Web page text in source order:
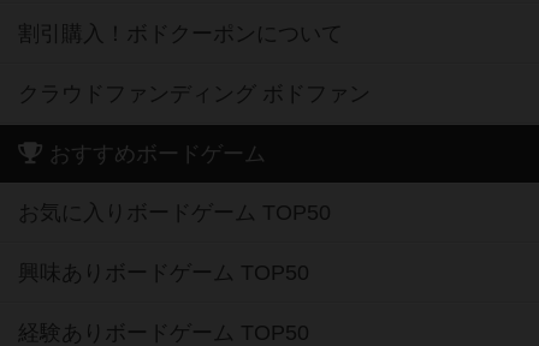
割引購入！ボドクーポンについて
クラウドファンディング ボドファン
おすすめボードゲーム
お気に入りボードゲーム TOP50
興味ありボードゲーム TOP50
経験ありボードゲーム TOP50